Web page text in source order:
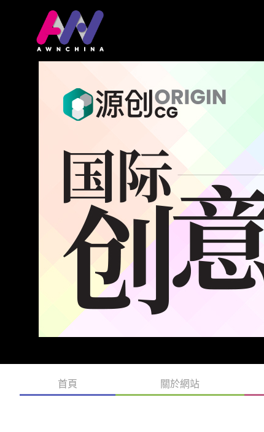
首頁 關於網站